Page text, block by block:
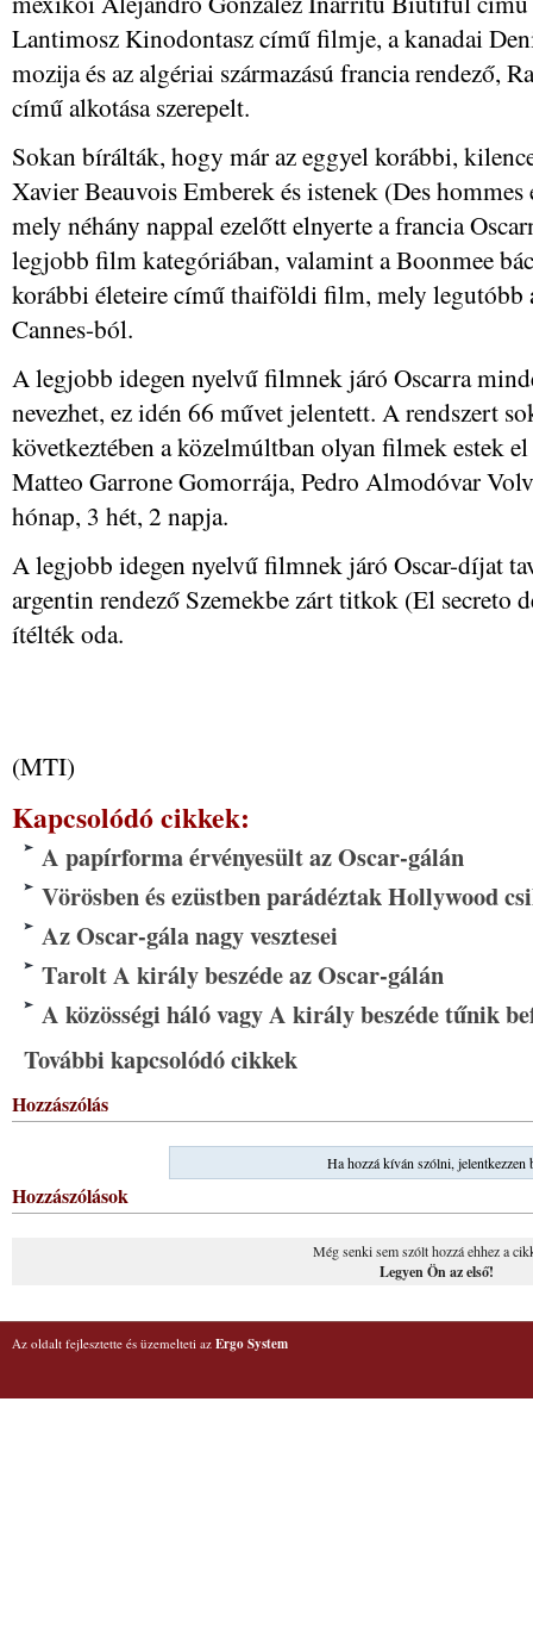
Lantimosz Kinodontasz című filmje, a kanadai
mozija és az algériai származású francia rendező,
című alkotása szerepelt.
Sokan bírálták, hogy már az eggyel korábbi,
Xavier Beauvois Emberek és istenek (Des
mely néhány nappal ezelőtt elnyerte a francia
legjobb film kategóriában, valamint a Boonmee
korábbi életeire című thaiföldi film, mely legutóbb
Cannes-ból.
A legjobb idegen nyelvű filmnek járó Oscarra
nevezhet, ez idén 66 művet jelentett. A rendszert
következtében a közelmúltban olyan filmek estek
Matteo Garrone Gomorrája, Pedro Almodóvar
hónap, 3 hét, 2 napja.
A legjobb idegen nyelvű filmnek járó Oscar-díjat
argentin rendező Szemekbe zárt titkok (El secreto
ítélték oda.
(MTI)
Kapcsolódó cikkek:
A papírforma érvényesült az Oscar-gálán
Vörösben és ezüstben parádéztak Hollywood
Az Oscar-gála nagy vesztesei
Tarolt A király beszéde az Oscar-gálán
A közösségi háló vagy A király beszéde tűnik
További kapcsolódó cikkek
Hozzászólás
Ha hozzá kíván szólni, jelentkezzen
Hozzászólások
Még senki sem szólt hozzá ehhez a
Legyen Ön az első!
Az oldalt fejlesztette és üzemelteti az Ergo System